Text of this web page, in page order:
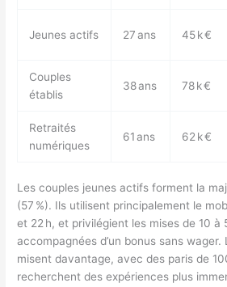
Jeunes actifs 27 ans 45 k €
Couples
établis
38 ans 78 k €
Retraités
numériques
61 ans 62 k €
Les couples jeunes actifs forment la
(57 %). Ils utilisent principalement le
et 22 h, et privilégient les mises de 10 à
accompagnées d’un bonus sans
misent davantage, avec des paris de
recherchent des expériences plus